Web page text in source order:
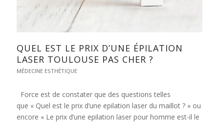
QUEL EST LE PRIX D’UNE ÉPILATION
LASER TOULOUSE PAS CHER ?
MÉDECINE ESTHÉTIQUE
Force est de constater que des questions telles
que « Quel est le prix d’une epilation laser du maillot ? » ou
encore « Le prix d’une epilation laser pour homme est-il le